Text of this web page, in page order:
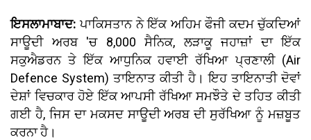
ਇਸਲਾਮਾਬਾਦ:ਪਾਕਿਸਤਾਨ ਨੇ ਇੱਕ ਅਹਿਮ ਫੌਜੀ ਕਦਮ ਚੁੱਕਦਿਆਂ
ਸਾਊਦੀ ਅਰਬ 'ਚ 8,000 ਸੈਨਿਕ, ਲੜਾਕੂ ਜਹਾਜ਼ਾਂ ਦਾ ਇੱਕ
ਸਕੁਐਡਰਨ ਤੇ ਇੱਕ ਆਧੁਨਿਕ ਹਵਾਈ ਰੱਖਿਆ ਪ੍ਰਣਾਲੀ (Air
Defence System) ਤਾਇਨਾਤ ਕੀਤੀ ਹੈ। ਇਹ ਤਾਇਨਾਤੀ ਦੋਵਾਂ
ਦੇਸ਼ਾਂ ਵਿਚਕਾਰ ਹੋਏ ਇੱਕ ਆਪਸੀ ਰੱਖਿਆ ਸਮਝੌਤੇ ਦੇ ਤਹਿਤ ਕੀਤੀ
ਗਈ ਹੈ, ਜਿਸ ਦਾ ਮਕਸਦ ਸਾਊਦੀ ਅਰਬ ਦੀ ਸੁਰੱਖਿਆ ਨੂੰ ਮਜ਼ਬੂਤ
ਕਰਨਾ ਹੈ।